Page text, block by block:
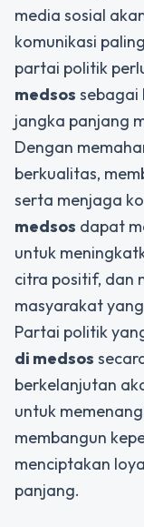
media sosial
komunikasi
partai politik
medsos sebagai
jangka panjang
Dengan
berkualitas,
serta menjaga
medsos dapat
untuk
citra positif, dan
masyarakat
Partai politik
di medsos
berkelanjutan
untuk
membangun
menciptakan
panjang.